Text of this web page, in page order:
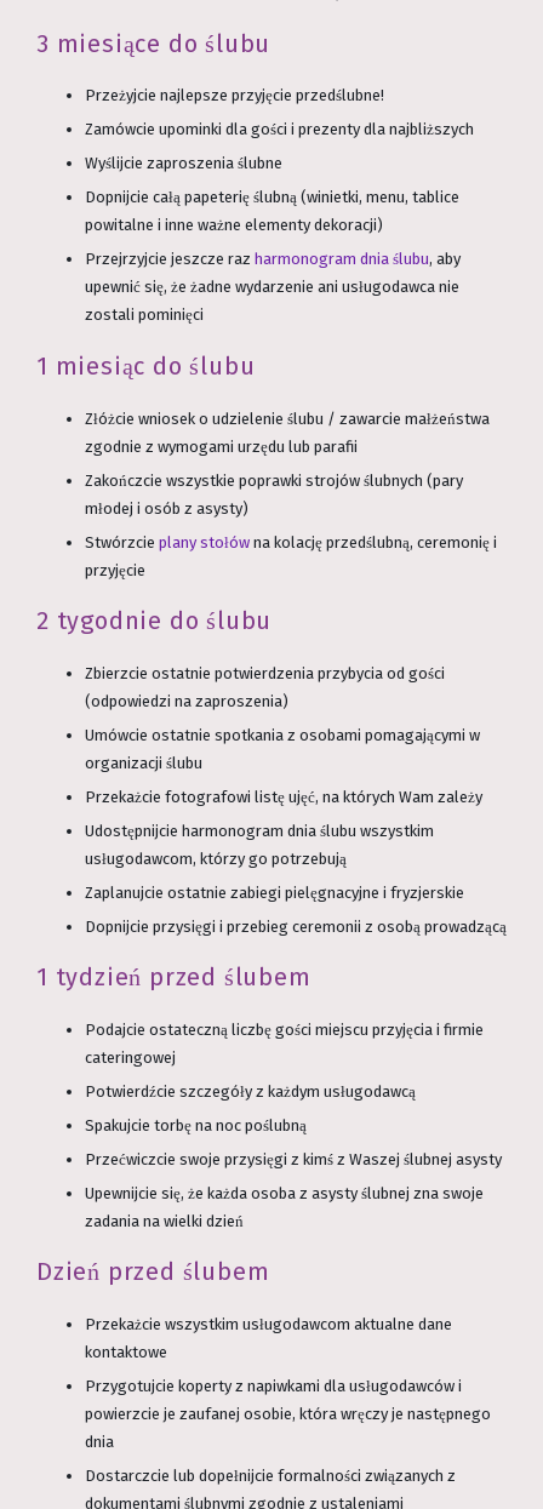
3 miesiące do ślubu
Przeżyjcie najlepsze przyjęcie przedślubne!
Zamówcie upominki dla gości i prezenty dla najbliższych
Wyślijcie zaproszenia ślubne
Dopnijcie całą papeterię ślubną (winietki, menu, tablice
powitalne i inne ważne elementy dekoracji)
Przejrzyjcie jeszcze raz harmonogram dnia ślubu, aby
upewnić się, że żadne wydarzenie ani usługodawca nie
zostali pominięci
1 miesiąc do ślubu
Złóżcie wniosek o udzielenie ślubu / zawarcie małżeństwa
zgodnie z wymogami urzędu lub parafii
Zakończcie wszystkie poprawki strojów ślubnych (pary
młodej i osób z asysty)
Stwórzcie plany stołów na kolację przedślubną, ceremonię i
przyjęcie
2 tygodnie do ślubu
Zbierzcie ostatnie potwierdzenia przybycia od gości
(odpowiedzi na zaproszenia)
Umówcie ostatnie spotkania z osobami pomagającymi w
organizacji ślubu
Przekażcie fotografowi listę ujęć, na których Wam zależy
Udostępnijcie harmonogram dnia ślubu wszystkim
usługodawcom, którzy go potrzebują
Zaplanujcie ostatnie zabiegi pielęgnacyjne i fryzjerskie
Dopnijcie przysięgi i przebieg ceremonii z osobą prowadzącą
1 tydzień przed ślubem
Podajcie ostateczną liczbę gości miejscu przyjęcia i firmie
cateringowej
Potwierdźcie szczegóły z każdym usługodawcą
Spakujcie torbę na noc poślubną
Przećwiczcie swoje przysięgi z kimś z Waszej ślubnej asysty
Upewnijcie się, że każda osoba z asysty ślubnej zna swoje
zadania na wielki dzień
Dzień przed ślubem
Przekażcie wszystkim usługodawcom aktualne dane
kontaktowe
Przygotujcie koperty z napiwkami dla usługodawców i
powierzcie je zaufanej osobie, która wręczy je następnego
dnia
Dostarczcie lub dopełnijcie formalności związanych z
dokumentami ślubnymi zgodnie z ustaleniami